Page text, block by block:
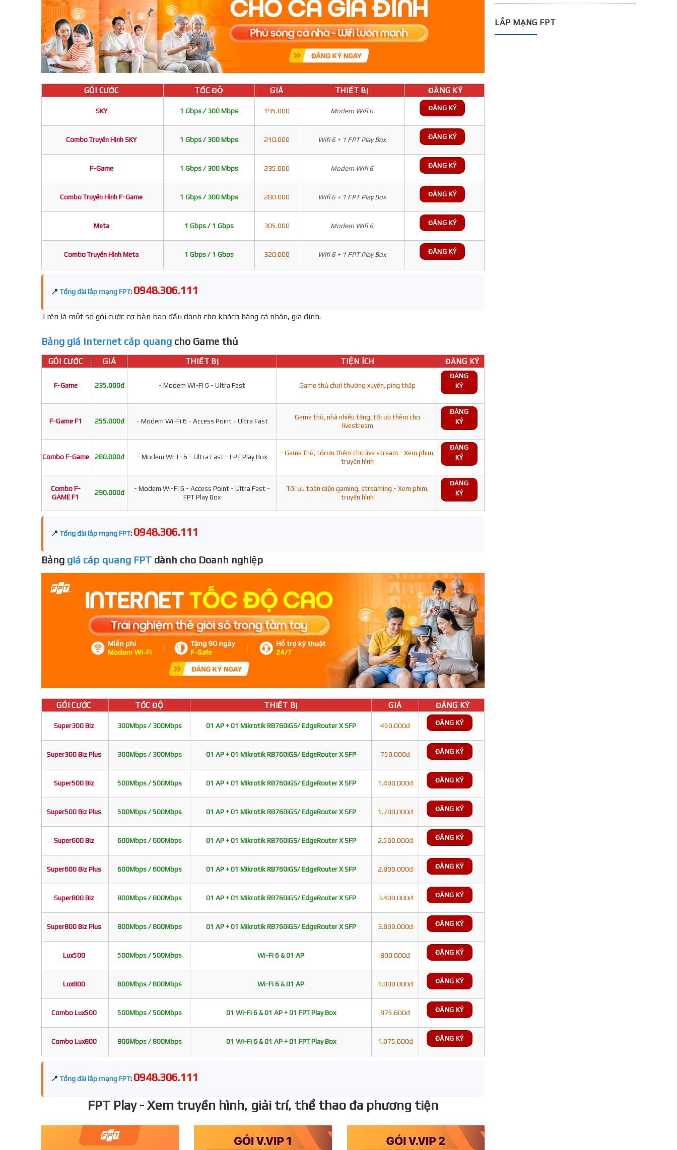
GÓI CƯỚC TỐC ĐỘ GIÁ THIẾT BỊ ĐĂNG KÝ
SKY 1 Gbps / 300 Mbps 195.000 Modem Wifi 6 ĐĂNG KÝ
Combo Truyền Hình SKY 1 Gbps / 300 Mbps 210.000 Wifi 6 + 1 FPT Play Box ĐĂNG KÝ
F-Game 1 Gbps / 300 Mbps 235.000 Modem Wifi 6 ĐĂNG KÝ
Combo Truyền Hình F-Game 1 Gbps / 300 Mbps 280.000 Wifi 6 + 1 FPT Play Box ĐĂNG KÝ
Meta 1 Gbps / 1 Gbps 305.000 Modem Wifi 6 ĐĂNG KÝ
Combo Truyền Hình Meta 1 Gbps / 1 Gbps 320.000 Wifi 6 + 1 FPT Play Box ĐĂNG KÝ
📍 Tổng đài lắp mạng FPT: 0948.306.111
Trên là một số gói cước cơ bản ban đầu dành cho khách hàng cá nhân, gia đình.
Bảng giá Internet cáp quang cho Game thủ
GÓI CƯỚC GIÁ THIẾT BỊ TIỆN ÍCH ĐĂNG KÝ
F-Game 235.000đ - Modem Wi-Fi 6 - Ultra Fast Game thủ chơi thường xuyên, ping thấp
ĐĂNG
KÝ
F-Game F1 255.000đ - Modem Wi-Fi 6 - Access Point - Ultra Fast
Game thủ, nhà nhiều tầng, tối ưu thêm cho
livestream
ĐĂNG
KÝ
Combo F-Game 280.000đ - Modem Wi-Fi 6 - Ultra Fast - FPT Play Box
- Game thủ, tối ưu thêm cho live stream - Xem phim,
truyền hình
ĐĂNG
KÝ
Combo F-
GAME F1
290.000đ
- Modem Wi-Fi 6 - Access Point - Ultra Fast -
FPT Play Box
Tối ưu toàn diện gaming, streaming - Xem phim,
truyền hình
ĐĂNG
KÝ
📍 Tổng đài lắp mạng FPT: 0948.306.111
Bảng giá cáp quang FPT dành cho Doanh nghiệp
GÓI CƯỚC TỐC ĐỘ THIẾT BỊ GIÁ ĐĂNG KÝ
Super300 Biz 300Mbps / 300Mbps 01 AP + 01 Mikrotik RB760iGS/ EdgeRouter X SFP 450.000đ ĐĂNG KÝ
Super300 Biz Plus 300Mbps / 300Mbps 01 AP + 01 Mikrotik RB760iGS/ EdgeRouter X SFP 750.000đ ĐĂNG KÝ
Super500 Biz 500Mbps / 500Mbps 01 AP + 01 Mikrotik RB760iGS/ EdgeRouter X SFP 1.400.000đ ĐĂNG KÝ
Super500 Biz Plus 500Mbps / 500Mbps 01 AP + 01 Mikrotik RB760iGS/ EdgeRouter X SFP 1.700.000đ ĐĂNG KÝ
Super600 Biz 600Mbps / 600Mbps 01 AP + 01 Mikrotik RB760iGS/ EdgeRouter X SFP 2.500.000đ ĐĂNG KÝ
Super600 Biz Plus 600Mbps / 600Mbps 01 AP + 01 Mikrotik RB760iGS/ EdgeRouter X SFP 2.800.000đ ĐĂNG KÝ
Super800 Biz 800Mbps / 800Mbps 01 AP + 01 Mikrotik RB760iGS/ EdgeRouter X SFP 3.400.000đ ĐĂNG KÝ
Super800 Biz Plus 800Mbps / 800Mbps 01 AP + 01 Mikrotik RB760iGS/ EdgeRouter X SFP 3.800.000đ ĐĂNG KÝ
Lux500 500Mbps / 500Mbps Wi-Fi 6 & 01 AP 800.000đ ĐĂNG KÝ
Lux800 800Mbps / 800Mbps Wi-Fi 6 & 01 AP 1.000.000đ ĐĂNG KÝ
Combo Lux500 500Mbps / 500Mbps 01 Wi-Fi 6 & 01 AP + 01 FPT Play Box 875.600đ ĐĂNG KÝ
Combo Lux800 800Mbps / 800Mbps 01 Wi-Fi 6 & 01 AP + 01 FPT Play Box 1.075.600đ ĐĂNG KÝ
📍 Tổng đài lắp mạng FPT: 0948.306.111
FPT Play - Xem truyền hình, giải trí, thể thao đa phương tiện
LẮP MẠNG FPT